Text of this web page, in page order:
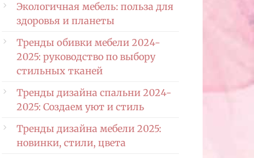
Экологичная мебель: польза для
здоровья и планеты
Тренды обивки мебели 2024-
2025: руководство по выбору
стильных тканей
Тренды дизайна спальни 2024-
2025: Создаем уют и стиль
Тренды дизайна мебели 2025:
новинки, стили, цвета